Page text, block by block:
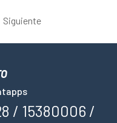
Siguiente
/ 15380006 /